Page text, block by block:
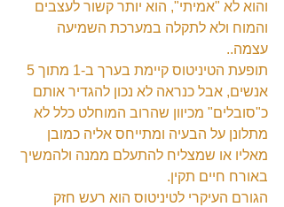
והוא לא "אמיתי", הוא יותר קשור לעצבים
והמוח ולא לתקלה במערכת השמיעה
עצמה..
אנשים, אבל כנראה לא נכון להגדיר אותם
כ"סובלים" מכיוון שהרוב המוחלט כלל לא
מתלונן על הבעיה ומתייחס אליה כמובן
מאליו או שמצליח להתעלם ממנה ולהמשיך
באורח חיים תקין.
הגורם העיקרי לטיניטוס הוא רעש חזק